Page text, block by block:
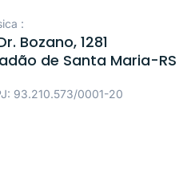
:
Bozano, 1281
de Santa Maria-RS
93.210.573/0001-20